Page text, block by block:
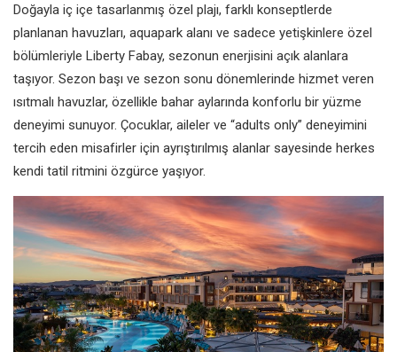
Doğayla iç içe tasarlanmış özel plajı, farklı konseptlerde
planlanan havuzları, aquapark alanı ve sadece yetişkinlere özel
bölümleriyle Liberty Fabay, sezonun enerjisini açık alanlara
taşıyor. Sezon başı ve sezon sonu dönemlerinde hizmet veren
ısıtmalı havuzlar, özellikle bahar aylarında konforlu bir yüzme
deneyimi sunuyor. Çocuklar, aileler ve “adults only” deneyimini
tercih eden misafirler için ayrıştırılmış alanlar sayesinde herkes
kendi tatil ritmini özgürce yaşıyor.